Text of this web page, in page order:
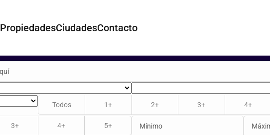
PropiedadesCiudadesContacto
Todos 1+ 2+ 3+ 4+
3+ 4+ 5+